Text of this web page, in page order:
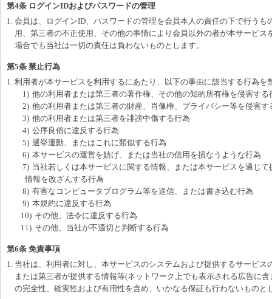
第4条 ログインIDおよびパスワードの管理
1. 会員は、ログインID、パスワードの管理を会員本人の責任の下で行うも
用、第三者の不正使用、その他の事情により会員以外の者が本サービス
場合でも当社は一切の責任は負わないものとします。
第5条 禁止行為
1. 利用者が本サービスを利用するにあたり、以下の事由に該当する行為を
1) 他の利用者または第三者の著作権、その他の知的所有権を侵害する
2) 他の利用者または第三者の財産、肖像権、プライバシー等を侵害す
3) 他の利用者または第三者を誹謗中傷する行為
4) 公序良俗に違反する行為
5) 選挙運動、またはこれに類似する行為
6) 本サービスの運営を妨げ、または当社の信用を損なうような行為
7) 当社若しくは本サービスに関する情報、または本サービスを通じて
情報を改ざんする行為
8) 有害なコンピュータプログラム等を送信、または書き込む行為
9) 本規約に違反する行為
10) その他、法令に違反する行為
11) その他、当社が不適切と判断する行為
第6条 免責事項
1. 当社は、利用者に対し、本サービスのシステムおよび提供するサービス
または第三者が提供する情報等(ネットワーク上でも表示される広告に
の完全性、確実性および有用性を含め、いかなる保証も行わないものと